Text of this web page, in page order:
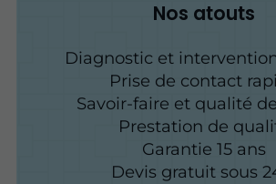
Nos atouts
Diagnostic et
Prise de contact
Savoir-faire et qualité
Prestation de
Garantie 15 ans
Devis gratuit sous